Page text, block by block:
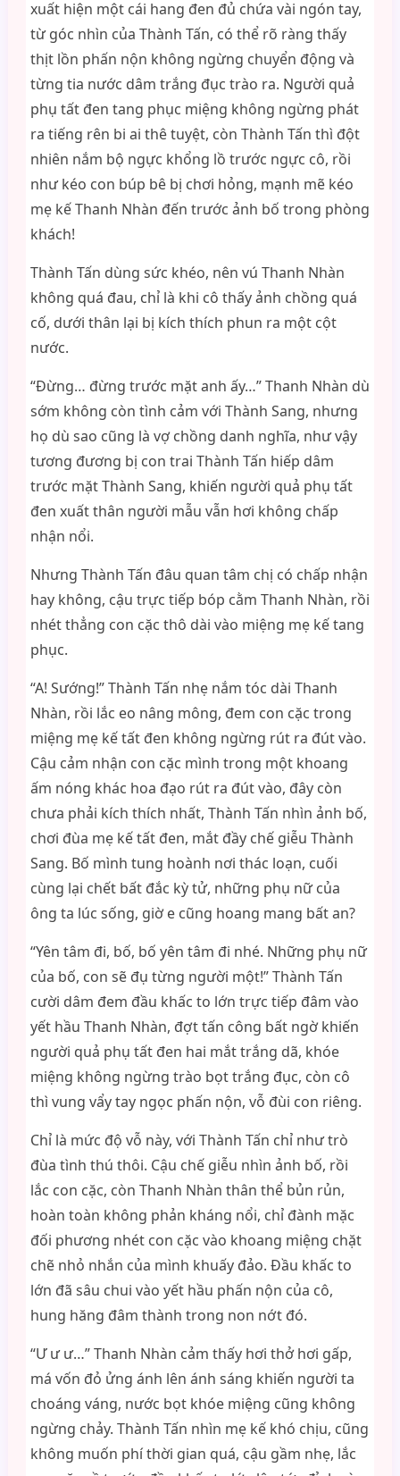
xuất hiện một cái hang đen đủ chứa vài ngón tay,
từ góc nhìn của Thành Tấn, có thể rõ ràng thấy
thịt lồn phấn nộn không ngừng chuyển động và
từng tia nước dâm trắng đục trào ra. Người quả
phụ tất đen tang phục miệng không ngừng phát
ra tiếng rên bi ai thê tuyệt, còn Thành Tấn thì đột
nhiên nắm bộ ngực khổng lồ trước ngực cô, rồi
như kéo con búp bê bị chơi hỏng, mạnh mẽ kéo
mẹ kế Thanh Nhàn đến trước ảnh bố trong phòng
khách!
Thành Tấn dùng sức khéo, nên vú Thanh Nhàn
không quá đau, chỉ là khi cô thấy ảnh chồng quá
cố, dưới thân lại bị kích thích phun ra một cột
nước.
“Đừng… đừng trước mặt anh ấy…” Thanh Nhàn dù
sớm không còn tình cảm với Thành Sang, nhưng
họ dù sao cũng là vợ chồng danh nghĩa, như vậy
tương đương bị con trai Thành Tấn hiếp dâm
trước mặt Thành Sang, khiến người quả phụ tất
đen xuất thân người mẫu vẫn hơi không chấp
nhận nổi.
Nhưng Thành Tấn đâu quan tâm chị có chấp nhận
hay không, cậu trực tiếp bóp cằm Thanh Nhàn, rồi
nhét thẳng con cặc thô dài vào miệng mẹ kế tang
phục.
“A! Sướng!” Thành Tấn nhẹ nắm tóc dài Thanh
Nhàn, rồi lắc eo nâng mông, đem con cặc trong
miệng mẹ kế tất đen không ngừng rút ra đút vào.
Cậu cảm nhận con cặc mình trong một khoang
ấm nóng khác hoa đạo rút ra đút vào, đây còn
chưa phải kích thích nhất, Thành Tấn nhìn ảnh bố,
chơi đùa mẹ kế tất đen, mắt đầy chế giễu Thành
Sang. Bố mình tung hoành nơi thác loạn, cuối
cùng lại chết bất đắc kỳ tử, những phụ nữ của
ông ta lúc sống, giờ e cũng hoang mang bất an?
“Yên tâm đi, bố, bố yên tâm đi nhé. Những phụ nữ
của bố, con sẽ đụ từng người một!” Thành Tấn
cười dâm đem đầu khấc to lớn trực tiếp đâm vào
yết hầu Thanh Nhàn, đợt tấn công bất ngờ khiến
người quả phụ tất đen hai mắt trắng dã, khóe
miệng không ngừng trào bọt trắng đục, còn cô
thì vung vẩy tay ngọc phấn nộn, vỗ đùi con riêng.
Chỉ là mức độ vỗ này, với Thành Tấn chỉ như trò
đùa tình thú thôi. Cậu chế giễu nhìn ảnh bố, rồi
lắc con cặc, còn Thanh Nhàn thân thể bủn rủn,
hoàn toàn không phản kháng nổi, chỉ đành mặc
đối phương nhét con cặc vào khoang miệng chặt
chẽ nhỏ nhắn của mình khuấy đảo. Đầu khấc to
lớn đã sâu chui vào yết hầu phấn nộn của cô,
hung hăng đâm thành trong non nớt đó.
“Ư ư ư…” Thanh Nhàn cảm thấy hơi thở hơi gấp,
má vốn đỏ ửng ánh lên ánh sáng khiến người ta
choáng váng, nước bọt khóe miệng cũng không
ngừng chảy. Thành Tấn nhìn mẹ kế khó chịu, cũng
không muốn phí thời gian quá, cậu gầm nhẹ, lắc